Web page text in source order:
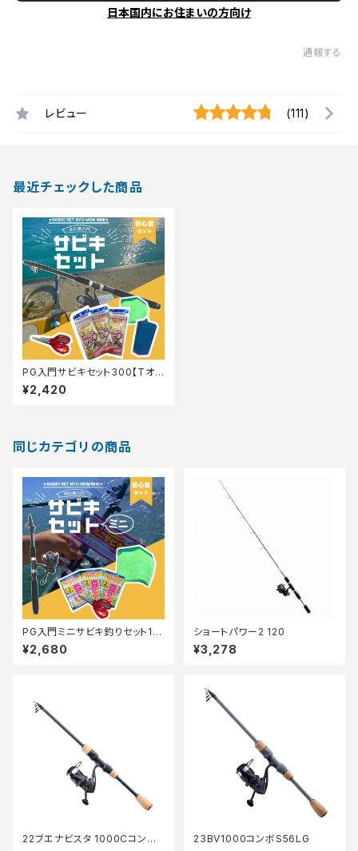
日本国内にお住まいの方向け
通報する
レビュー (111)
最近チェックした商品
PG入門サビキセット300【Tオ
リ】
¥2,420
同じカテゴリの商品
PG入門ミニサビキ釣りセット18
0【Tオリ】
¥2,680
ショートパワー2 120
¥3,278
22ブエナビスタ 1000CコンボS
23BV1000コンボS56LG